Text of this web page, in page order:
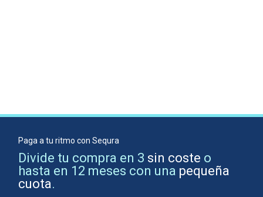
Paga a tu ritmo con Sequra
Divide tu compra en 3 sin coste o
hasta en 12 meses con una pequeña
cuota.